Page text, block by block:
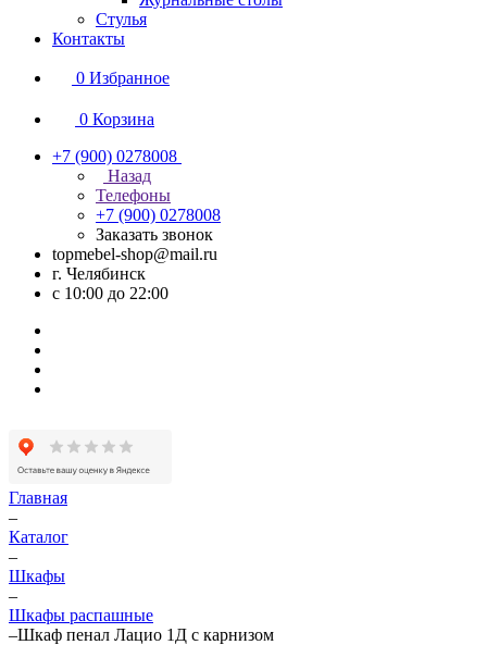
Стулья
Контакты
0 Избранное
0 Корзина
+7 (900) 0278008
Назад
Телефоны
+7 (900) 0278008
Заказать звонок
topmebel-shop@mail.ru
г. Челябинск
с 10:00 до 22:00
Главная
–
Каталог
–
Шкафы
–
Шкафы распашные
–Шкаф пенал Лацио 1Д с карнизом